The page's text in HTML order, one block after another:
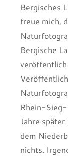
Bergisches
freue mich,
Bergische
Rhein-
Jahre
dem
nichts.